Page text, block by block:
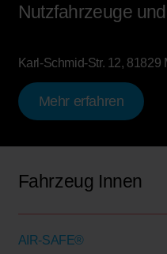
Nutzfahrzeuge
Karl-Schmid-Str. 12, 81829
Mehr erfahren
Fahrzeug Innen
AIR-SAFE®